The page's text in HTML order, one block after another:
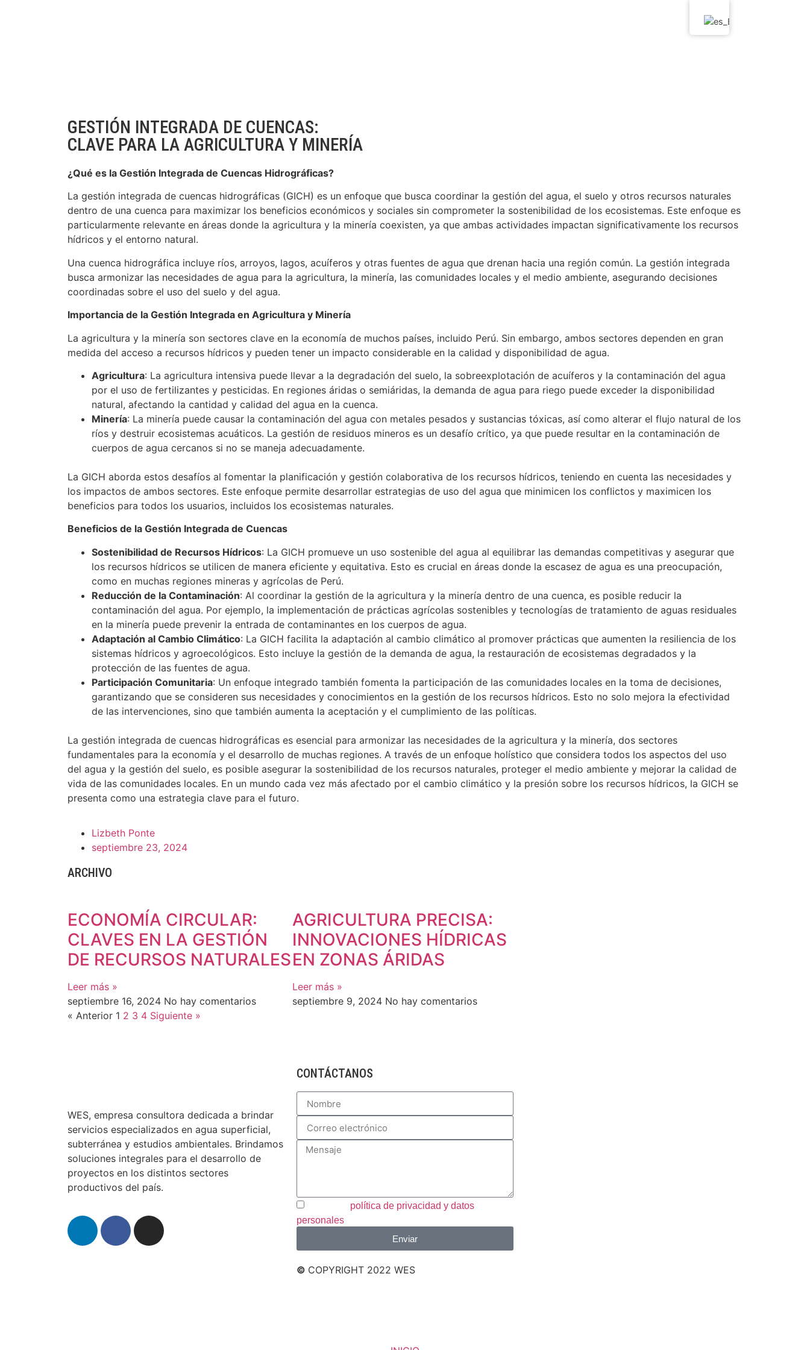
GESTIÓN INTEGRADA DE CUENCAS:
CLAVE PARA LA AGRICULTURA Y MINERÍA
¿Qué es la Gestión Integrada de Cuencas Hidrográficas?
La gestión integrada de cuencas hidrográficas (GICH) es un enfoque que busca coordinar la gestión del agua, el suelo y otros recursos naturales
dentro de una cuenca para maximizar los beneficios económicos y sociales sin comprometer la sostenibilidad de los ecosistemas. Este enfoque es
particularmente relevante en áreas donde la agricultura y la minería coexisten, ya que ambas actividades impactan significativamente los recursos
hídricos y el entorno natural.
Una cuenca hidrográfica incluye ríos, arroyos, lagos, acuíferos y otras fuentes de agua que drenan hacia una región común. La gestión integrada
busca armonizar las necesidades de agua para la agricultura, la minería, las comunidades locales y el medio ambiente, asegurando decisiones
coordinadas sobre el uso del suelo y del agua.
Importancia de la Gestión Integrada en Agricultura y Minería
La agricultura y la minería son sectores clave en la economía de muchos países, incluido Perú. Sin embargo, ambos sectores dependen en gran
medida del acceso a recursos hídricos y pueden tener un impacto considerable en la calidad y disponibilidad de agua.
Agricultura: La agricultura intensiva puede llevar a la degradación del suelo, la sobreexplotación de acuíferos y la contaminación del agua
por el uso de fertilizantes y pesticidas. En regiones áridas o semiáridas, la demanda de agua para riego puede exceder la disponibilidad
natural, afectando la cantidad y calidad del agua en la cuenca.
Minería: La minería puede causar la contaminación del agua con metales pesados y sustancias tóxicas, así como alterar el flujo natural de los
ríos y destruir ecosistemas acuáticos. La gestión de residuos mineros es un desafío crítico, ya que puede resultar en la contaminación de
cuerpos de agua cercanos si no se maneja adecuadamente.
La GICH aborda estos desafíos al fomentar la planificación y gestión colaborativa de los recursos hídricos, teniendo en cuenta las necesidades y
los impactos de ambos sectores. Este enfoque permite desarrollar estrategias de uso del agua que minimicen los conflictos y maximicen los
beneficios para todos los usuarios, incluidos los ecosistemas naturales.
Beneficios de la Gestión Integrada de Cuencas
Sostenibilidad de Recursos Hídricos: La GICH promueve un uso sostenible del agua al equilibrar las demandas competitivas y asegurar que
los recursos hídricos se utilicen de manera eficiente y equitativa. Esto es crucial en áreas donde la escasez de agua es una preocupación,
como en muchas regiones mineras y agrícolas de Perú.
Reducción de la Contaminación: Al coordinar la gestión de la agricultura y la minería dentro de una cuenca, es posible reducir la
contaminación del agua. Por ejemplo, la implementación de prácticas agrícolas sostenibles y tecnologías de tratamiento de aguas residuales
en la minería puede prevenir la entrada de contaminantes en los cuerpos de agua.
Adaptación al Cambio Climático: La GICH facilita la adaptación al cambio climático al promover prácticas que aumenten la resiliencia de los
sistemas hídricos y agroecológicos. Esto incluye la gestión de la demanda de agua, la restauración de ecosistemas degradados y la
protección de las fuentes de agua.
Participación Comunitaria: Un enfoque integrado también fomenta la participación de las comunidades locales en la toma de decisiones,
garantizando que se consideren sus necesidades y conocimientos en la gestión de los recursos hídricos. Esto no solo mejora la efectividad
de las intervenciones, sino que también aumenta la aceptación y el cumplimiento de las políticas.
La gestión integrada de cuencas hidrográficas es esencial para armonizar las necesidades de la agricultura y la minería, dos sectores
fundamentales para la economía y el desarrollo de muchas regiones. A través de un enfoque holístico que considera todos los aspectos del uso
del agua y la gestión del suelo, es posible asegurar la sostenibilidad de los recursos naturales, proteger el medio ambiente y mejorar la calidad de
vida de las comunidades locales. En un mundo cada vez más afectado por el cambio climático y la presión sobre los recursos hídricos, la GICH se
presenta como una estrategia clave para el futuro.
Lizbeth Ponte
septiembre 23, 2024
ARCHIVO
ECONOMÍA CIRCULAR:
CLAVES EN LA GESTIÓN
DE RECURSOS NATURALES
Leer más »
septiembre 16, 2024 No hay comentarios
AGRICULTURA PRECISA:
INNOVACIONES HÍDRICAS
EN ZONAS ÁRIDAS
Leer más »
septiembre 9, 2024 No hay comentarios
« Anterior 1 2 3 4 Siguiente »
WES, empresa consultora dedicada a brindar
servicios especializados en agua superficial,
subterránea y estudios ambientales. Brindamos
soluciones integrales para el desarrollo de
proyectos en los distintos sectores
productivos del país.
CONTÁCTANOS
política de privacidad y datos
personales
Enviar
© COPYRIGHT 2022 WES